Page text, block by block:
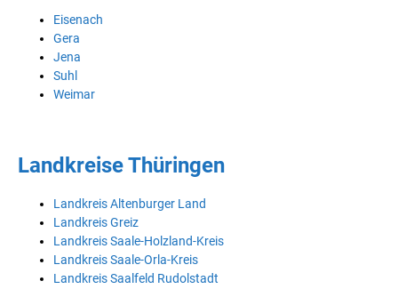
Eisenach
Gera
Jena
Suhl
Weimar
Landkreise Thüringen
Landkreis Altenburger Land
Landkreis Greiz
Landkreis Saale-Holzland-Kreis
Landkreis Saale-Orla-Kreis
Landkreis Saalfeld Rudolstadt